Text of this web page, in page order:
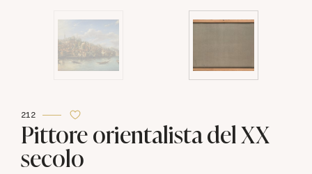
212
Pittore orientalista del XX
secolo